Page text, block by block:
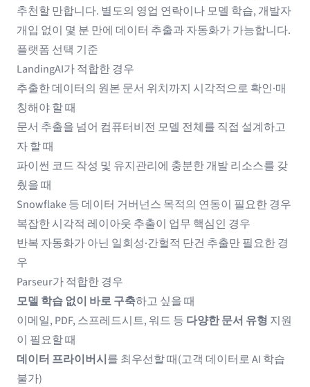
추천할 만합니다. 별도의 영업 연락이나 모델 학습, 개발자
개입 없이 몇 분 만에 데이터 추출과 자동화가 가능합니다.
플랫폼 선택 기준
LandingAI가 적합한 경우
추출한 데이터의 원본 문서 위치까지 시각적으로 확인·매
칭해야 할 때
문서 추출을 넘어 컴퓨터비전 모델 전체를 직접 설계하고
자 할 때
파이썬 코드 작성 및 유지관리에 충분한 개발 리소스를 갖
췄을 때
Snowflake 등 데이터 거버넌스 목적의 연동이 필요한 경우
복잡한 시각적 레이아웃 추출이 업무 핵심인 경우
반복 자동화가 아닌 일회성·간헐적 단건 추출만 필요한 경
우
Parseur가 적합한 경우
모델 학습 없이 바로 구축하고 싶을 때
이메일, PDF, 스프레드시트, 워드 등 다양한 문서 유형 지원
이 필요할 때
데이터 프라이버시를 최우선할 때(고객 데이터로 AI 학습
불가)